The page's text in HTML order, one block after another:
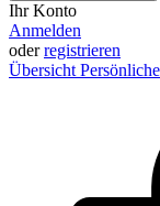
Ihr Konto
Anmelden
oderregistrieren
Übersicht